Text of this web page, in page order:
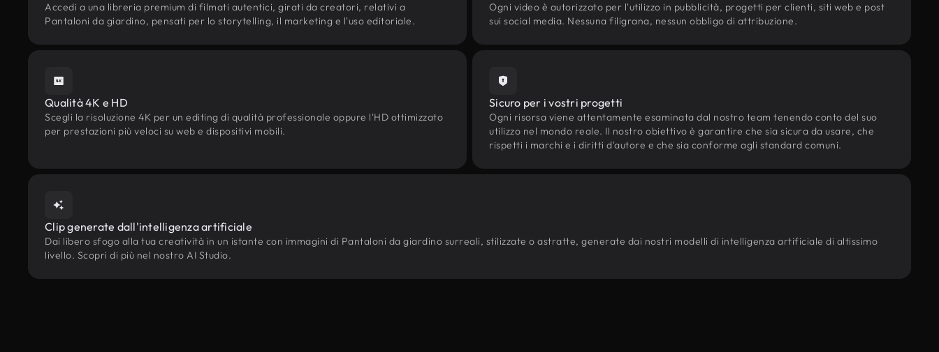
Accedi a una libreria premium di filmati autentici, girati da creatori, relativi a
Pantaloni da giardino, pensati per lo storytelling, il marketing e l'uso editoriale.
Ogni video è autorizzato per l'utilizzo in pubblicità, progetti per clienti, siti web e post
sui social media. Nessuna filigrana, nessun obbligo di attribuzione.
Qualità 4K e HD
Scegli la risoluzione 4K per un editing di qualità professionale oppure l'HD ottimizzato
per prestazioni più veloci su web e dispositivi mobili.
Sicuro per i vostri progetti
Ogni risorsa viene attentamente esaminata dal nostro team tenendo conto del suo
utilizzo nel mondo reale. Il nostro obiettivo è garantire che sia sicura da usare, che
rispetti i marchi e i diritti d'autore e che sia conforme agli standard comuni.
Clip generate dall'intelligenza artificiale
Dai libero sfogo alla tua creatività in un istante con immagini di Pantaloni da giardino surreali, stilizzate o astratte, generate dai nostri modelli di intelligenza artificiale di altissimo
livello. Scopri di più nel nostro AI Studio.